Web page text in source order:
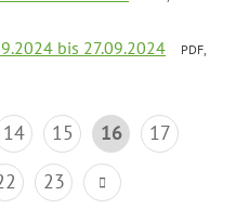
bis 27.09.2024
PDF,
14 15 16
17
23